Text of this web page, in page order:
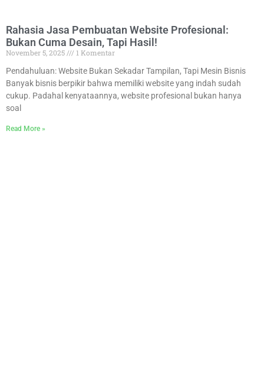
Rahasia Jasa Pembuatan Website Profesional:
Bukan Cuma Desain, Tapi Hasil!
November 5, 2025
1 Komentar
Pendahuluan: Website Bukan Sekadar Tampilan, Tapi Mesin Bisnis
Banyak bisnis berpikir bahwa memiliki website yang indah sudah
cukup. Padahal kenyataannya, website profesional bukan hanya
soal
Read More »